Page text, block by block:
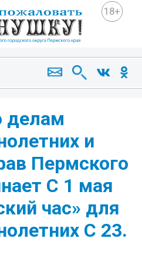
18+
делам
и
Пермского
С 1 мая
час» для
С 23.